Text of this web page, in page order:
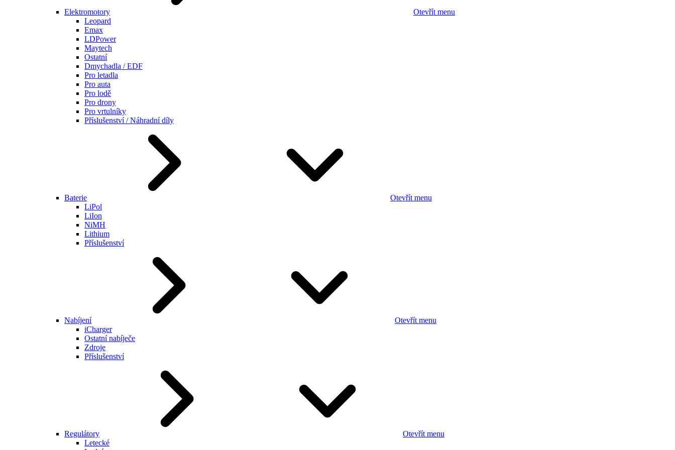
Elektromotory
Otevřít menu
Leopard
Emax
LDPower
Maytech
Ostatní
Dmychadla / EDF
Pro letadla
Pro auta
Pro lodě
Pro drony
Pro vrtulníky
Příslušenství / Náhradní díly
Baterie
Otevřít menu
LiPol
LiIon
NiMH
Lithium
Příslušenství
Nabíjení
Otevřít menu
iCharger
Ostatní nabíječe
Zdroje
Příslušenství
Regulátory
Otevřít menu
Letecké